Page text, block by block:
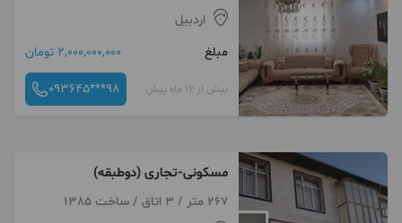
اردبیل
مبلغ
2,000,000,000 تومان
بیش از 12 ماه پیش 093645***98
مسکونی-تجاری (دوطبقه)
267 متر / 3 اتاق / ساخت 1385